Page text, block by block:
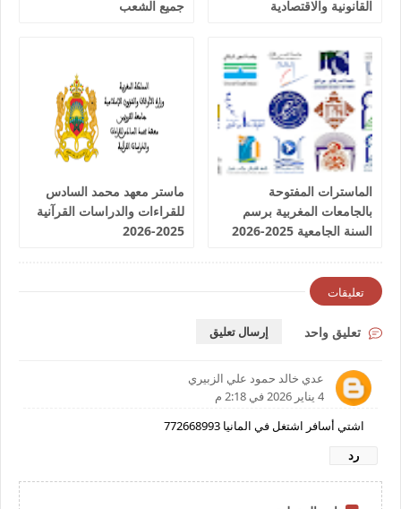
القانونية والاقتصادية
جميع الشعب
الماسترات المفتوحة
بالجامعات المغربية برسم
السنة الجامعية 2025-2026
ماستر معهد محمد السادس
للقراءات والدراسات القرآنية
2025-2026
تعليقات
تعليق واحد إرسال تعليق
عدي خالد حمود علي الزبيري
4 يناير 2026 في 2:18 م
اشتي أسافر اشتغل في المانيا 772668993
رد